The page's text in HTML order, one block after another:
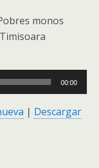
monos
00:00
| Descargar